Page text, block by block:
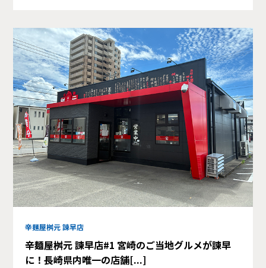
辛麺屋桝元 諫早店
辛麺屋桝元 諫早店#1 宮崎のご当地グルメが諫早
に！長崎県内唯一の店舗[...]